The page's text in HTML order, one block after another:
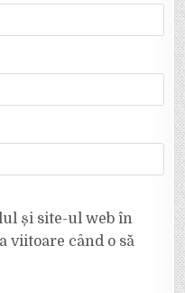
și site-ul web în
viitoare când o să